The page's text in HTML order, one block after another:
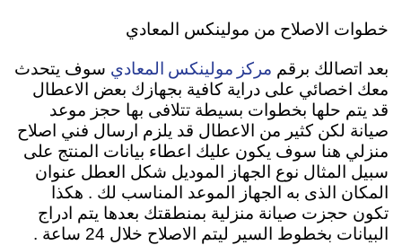
خطوات الاصلاح من مولينكس المعادي
بعد اتصالك برقم مركز مولينكس المعادي سوف يتحدث
معك اخصائي على دراية كافية بجهازك بعض الاعطال
قد يتم حلها بخطوات بسيطة تتلافى بها حجز موعد
صيانة لكن كثير من الاعطال قد يلزم ارسال فني اصلاح
منزلي هنا سوف يكون عليك اعطاء بيانات المنتج على
سبيل المثال نوع الجهاز الموديل شكل العطل عنوان
المكان الذى به الجهاز الموعد المناسب لك . هكذا
تكون حجزت صيانة منزلية بمنطقتك بعدها يتم ادراج
البيانات بخطوط السير ليتم الاصلاح خلال 24 ساعة .